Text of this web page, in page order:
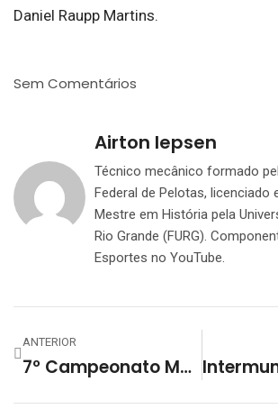
Daniel Raupp Martins.
Sem Comentários
Airton Iepsen
Técnico mecânico formado
Federal de Pelotas, licenciado
Mestre em História pela
Rio Grande (FURG).
Esportes no YouTube.
ANTERIOR
7º Campeonato Municipal De Futsal Do Arroio Do Padre Começa Com Goleadas